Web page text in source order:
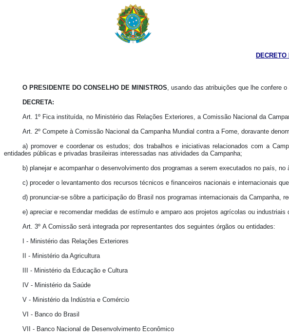
O PRESIDENTE DO CONSELHO DE MINISTROS, usando das atribuições que lhe confere
DECRETA:
Art. 1º Fica instituída, no Ministério das Relações Exteriores, a Comissão Nacional da
Art. 2º Compete à Comissão Nacional da Campanha Mundial contra a Fome, doravante
a) promover e coordenar os estudos; dos trabalhos e iniciativas relacionados com a
entidades públicas e privadas brasileiras interessadas nas atividades da Campanha;
b) planejar e acompanhar o desenvolvimento dos programas a serem executados no país,
c) proceder o levantamento dos recursos técnicos e financeiros nacionais e internacionais
d) pronunciar-se sôbre a participação do Brasil nos programas internacionais da Campanha,
e) apreciar e recomendar medidas de estímulo e amparo aos projetos agrícolas ou
Art. 3º A Comissão será integrada por representantes dos seguintes órgãos ou entidades:
I - Ministério das Relações Exteriores
II - Ministério da Agricultura
III - Ministério da Educação e Cultura
IV - Ministério da Saúde
V - Ministério da Indústria e Comércio
VI - Banco do Brasil
VII - Banco Nacional de Desenvolvimento Econômico